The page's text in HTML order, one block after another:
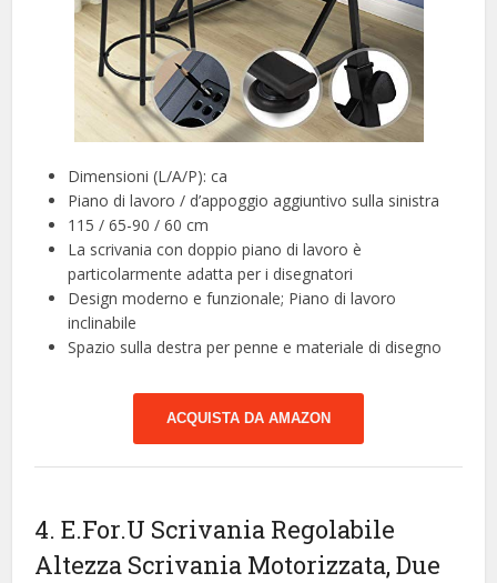
Dimensioni (L/A/P): ca
Piano di lavoro / d’appoggio aggiuntivo sulla sinistra
115 / 65-90 / 60 cm
La scrivania con doppio piano di lavoro è
particolarmente adatta per i disegnatori
Design moderno e funzionale; Piano di lavoro
inclinabile
Spazio sulla destra per penne e materiale di disegno
ACQUISTA DA AMAZON
4. E.For.U Scrivania Regolabile
Altezza Scrivania Motorizzata, Due